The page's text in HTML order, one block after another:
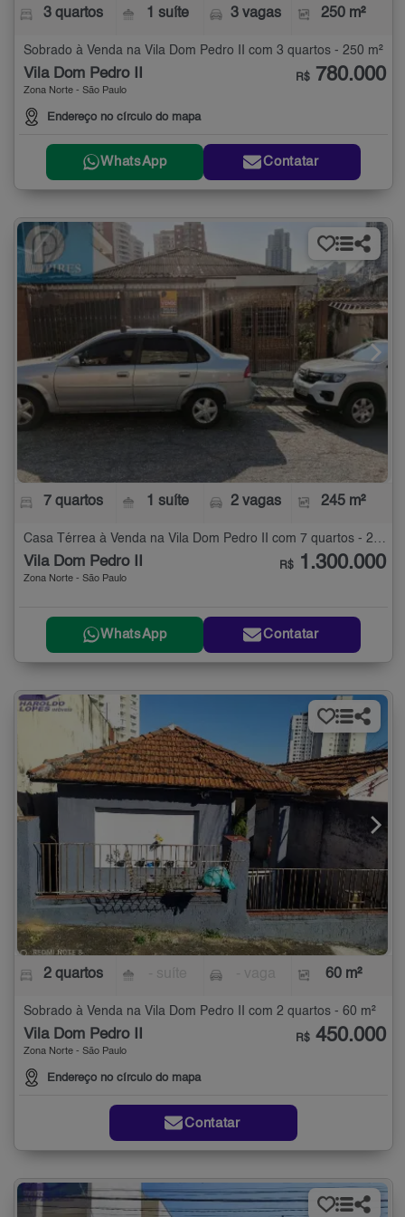
3 quartos 1 suíte 3 vagas 250 m²
Sobrado à Venda na Vila Dom Pedro II com 3 quartos - 250 m²
Vila Dom Pedro II
Zona Norte - São Paulo
Endereço no círculo do mapa
R$ 780.000
WhatsApp Contatar
7 quartos 1 suíte 2 vagas 245 m²
Vila Dom Pedro II
Zona Norte - São Paulo
R$ 1.300.000
WhatsApp Contatar
2 quartos 60 m²
Sobrado à Venda na Vila Dom Pedro II com 2 quartos - 60 m²
Vila Dom Pedro II
Zona Norte - São Paulo
Endereço no círculo do mapa
R$ 450.000
Contatar